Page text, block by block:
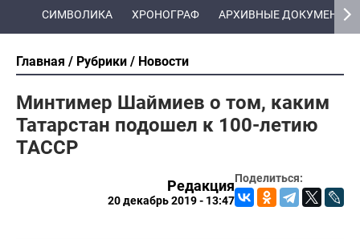
СИМВОЛИКА ХРОНОГРАФ АРХИВНЫЕ ДОКУМЕНТЫ
Главная Рубрики Новости
Минтимер Шаймиев о том, каким
Татарстан подошел к 100-летию
ТАССР
Поделиться:
Редакция
20 декабрь 2019 - 13:47